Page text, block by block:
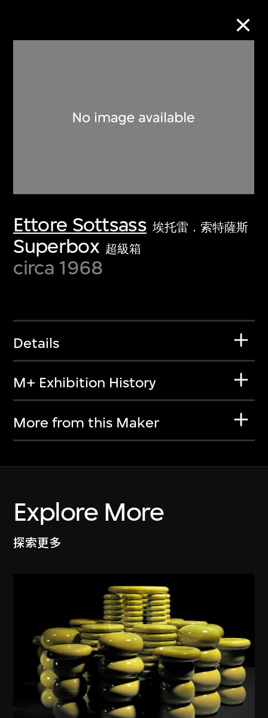
Ettore Sottsass 埃托雷．索特薩斯
Superbox 超級箱
circa 1968
Details
M+ Exhibition History
More from this Maker
Explore More
探索更多
Discover some of the world’s foremost
collections of twentieth- and twenty-
first-century visual culture.